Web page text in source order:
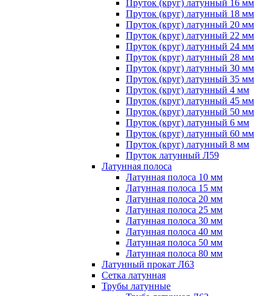
Пруток (круг) латунный 16 мм
Пруток (круг) латунный 18 мм
Пруток (круг) латунный 20 мм
Пруток (круг) латунный 22 мм
Пруток (круг) латунный 24 мм
Пруток (круг) латунный 28 мм
Пруток (круг) латунный 30 мм
Пруток (круг) латунный 35 мм
Пруток (круг) латунный 4 мм
Пруток (круг) латунный 45 мм
Пруток (круг) латунный 50 мм
Пруток (круг) латунный 6 мм
Пруток (круг) латунный 60 мм
Пруток (круг) латунный 8 мм
Пруток латунный Л59
Латунная полоса
Латунная полоса 10 мм
Латунная полоса 15 мм
Латунная полоса 20 мм
Латунная полоса 25 мм
Латунная полоса 30 мм
Латунная полоса 40 мм
Латунная полоса 50 мм
Латунная полоса 80 мм
Латунный прокат Л63
Сетка латунная
Трубы латунные